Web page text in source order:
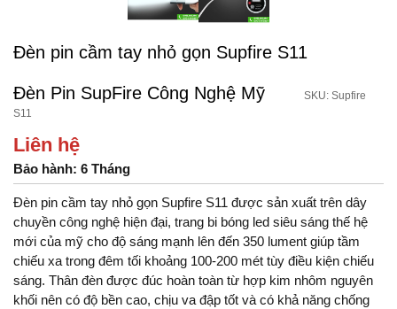
Đèn pin cầm tay nhỏ gọn Supfire S11
Đèn Pin SupFire Công Nghệ Mỹ
SKU: Supfire
S11
Liên hệ
Bảo hành: 6 Tháng
Đèn pin cầm tay nhỏ gọn Supfire S11 được sản xuất trên dây
chuyền công nghệ hiện đại, trang bi bóng led siêu sáng thế hệ
mới của mỹ cho độ sáng mạnh lên đến 350 lument giúp tầm
chiếu xa trong đêm tối khoảng 100-200 mét tùy điều kiện chiếu
sáng. Thân đèn được đúc hoàn toàn từ hợp kim nhôm nguyên
khối nên có độ bền cao, chịu va đập tốt và có khả năng chống